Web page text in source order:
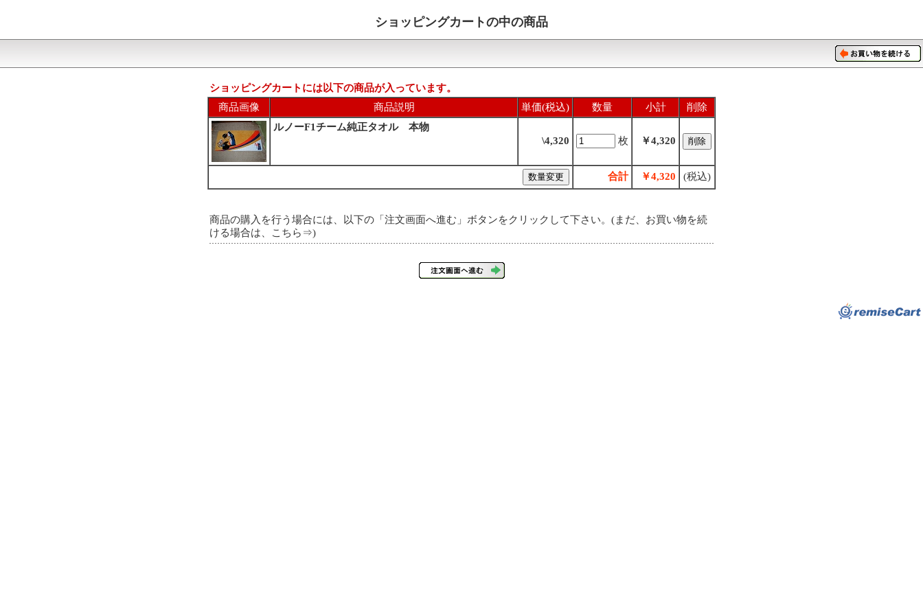
ショッピングカートの中の商品
ショッピングカートには以下の商品が入っています。
商品画像
商品説明 単価(税込) 数量 小計
削除
ルノーF1チーム純正タオル 本物
\4,320
枚 ￥4,320
合計 ￥4,320 (税込)
商品の購入を行う場合には、以下の「注文画面へ進む」ボタンをクリックして下さい。(まだ、お買い物を続
ける場合は、こちら⇒)